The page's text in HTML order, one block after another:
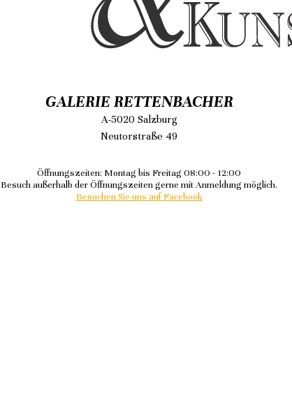
GALERIE RETTENBACHER
A-5020 Salzburg
Neutorstraße 49
Öffnungszeiten: Montag bis Freitag 08:00 - 12:00
Besuch außerhalb der Öffnungszeiten gerne mit Anmeldung möglich.
Besuchen Sie uns auf Facebook